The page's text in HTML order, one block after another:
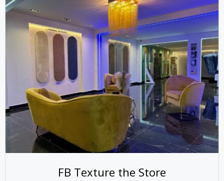
FB Texture the Store